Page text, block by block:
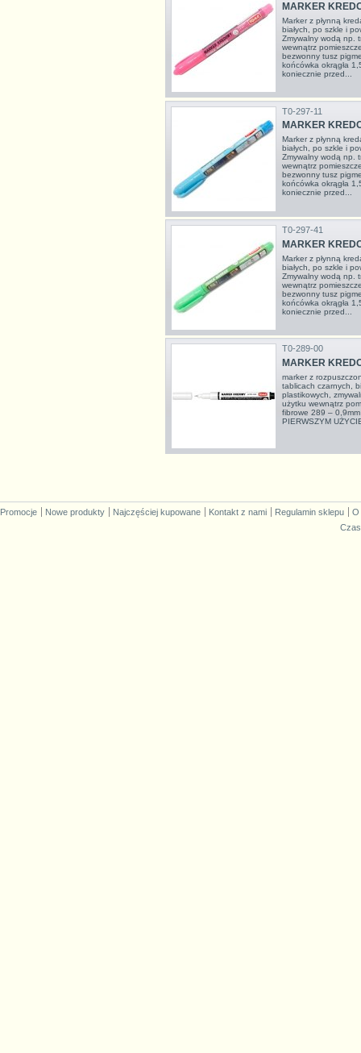
MARKER
Marker z płynną
białych, po szkle i
Zmywalny wodą np.
wewnątrz
bezwonny tusz
końcówka okrągła
koniecznie przed...
T0-297-11
MARKER
Marker z płynną
białych, po szkle i
Zmywalny wodą np.
wewnątrz
bezwonny tusz
końcówka okrągła
koniecznie przed...
T0-297-41
MARKER
Marker z płynną
białych, po szkle i
Zmywalny wodą np.
wewnątrz
bezwonny tusz
końcówka okrągła
koniecznie przed...
T0-289-00
MARKER
marker z
tablicach czarnych,
plastikowych,
użytku wewnątrz
fibrowe 289 –
PIERWSZYM
Promocje Nowe produkty Najczęściej kupowane Kontakt z nami Regulamin sklepu
O